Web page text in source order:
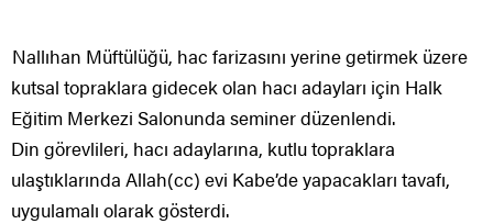
Nallıhan Müftülüğü, hac farizasını yerine getirmek üzere
kutsal topraklara gidecek olan hacı adayları için Halk
Eğitim Merkezi Salonunda seminer düzenlendi.
Din görevlileri, hacı adaylarına, kutlu topraklara
ulaştıklarında Allah(cc) evi Kabe’de yapacakları tavafı,
uygulamalı olarak gösterdi.